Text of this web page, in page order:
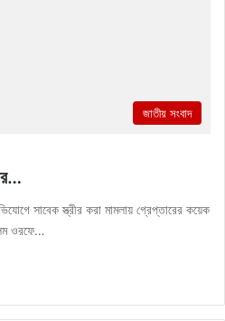
জাতীয় সংবাদ
সাবেক স্ত্রীর করা মামলায় গ্রেপ্তারের কয়েক
ওরফে…